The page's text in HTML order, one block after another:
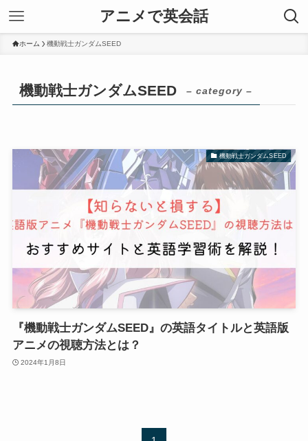
アニメで英会話
ホーム 機動戦士ガンダムSEED
機動戦士ガンダムSEED – category –
機動戦士ガンダムSEED
『機動戦士ガンダムSEED』の英語タイトルと英語版
アニメの視聴方法とは？
2024年1月8日